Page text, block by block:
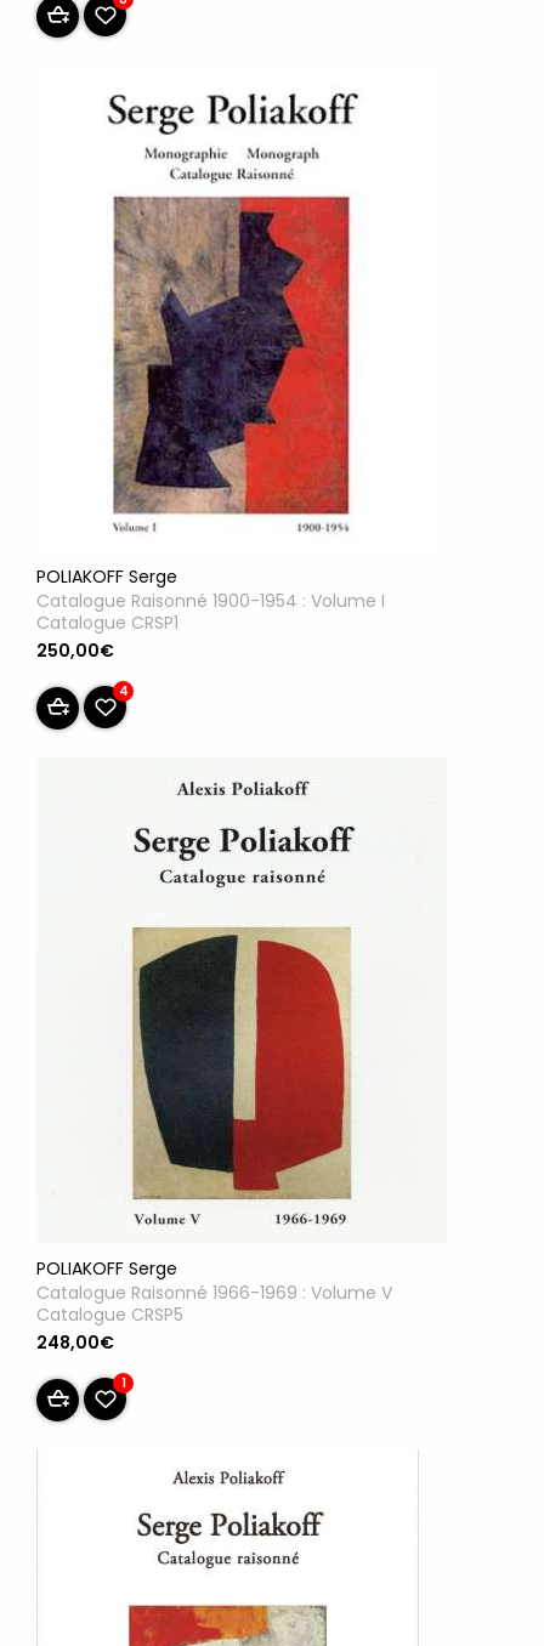
POLIAKOFF Serge
Catalogue Raisonné 1900-1954 : Volume I
Catalogue CRSP1
250,00€
4
POLIAKOFF Serge
Catalogue Raisonné 1966-1969 : Volume V
Catalogue CRSP5
248,00€
1